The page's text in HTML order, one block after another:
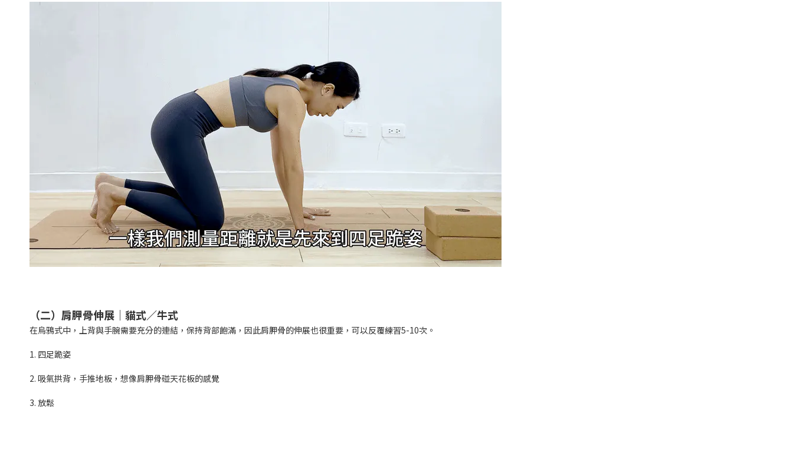
（二）肩胛骨伸展｜貓式／牛式
在烏鴉式中，上背與手腕需要充分的連結，保持背部飽滿，因此肩胛骨的伸展也很重要，可以反覆練習5-10次。
1. 四足跪姿
2. 吸氣拱背，手推地板，想像肩胛骨碰天花板的感覺
3. 放鬆